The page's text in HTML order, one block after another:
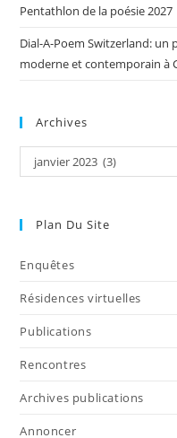
Pentathlon de la poésie 2027
Dial-A-Poem Switzerland:
moderne et contemporain à
Archives
janvier 2023 (3)
Plan Du Site
Enquêtes
Résidences virtuelles
Publications
Rencontres
Archives publications
Annoncer